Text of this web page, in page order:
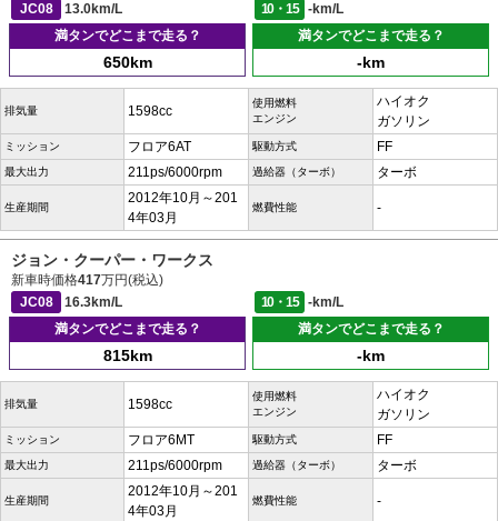
JC08
13.0km/L 10・15
-km/L
満タンでどこまで走る？
650km
満タンでどこまで走る？
-km
排気量 1598cc
使用燃料
エンジン
ハイオク
ガソリン
ミッション フロア6AT 駆動方式 FF
最大出力 211ps/6000rpm 過給器（ターボ） ターボ
生産期間
2012年10月～201
4年03月
燃費性能 -
ジョン・クーパー・ワークス
新車時価格417万円(税込)
JC08
16.3km/L 10・15
-km/L
満タンでどこまで走る？
815km
満タンでどこまで走る？
-km
排気量 1598cc
使用燃料
エンジン
ハイオク
ガソリン
ミッション フロア6MT 駆動方式 FF
最大出力 211ps/6000rpm 過給器（ターボ） ターボ
生産期間
2012年10月～201
4年03月
燃費性能 -